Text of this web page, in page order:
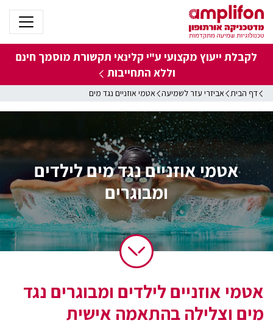
לקבלת ייעוץ מקצועי ע"י קלינאי תקשורת מוסמך חינם
וללא התחייבות
דף הבית אביזרי עזר לשמיעה אטמי אוזניים נגד מים
אטמי אוזניים נגד מים לילדים
ומבוגרים
אטמי אוזניים לילדים ומבוגרים נגד
מים וצלילה בהתאמה אישית